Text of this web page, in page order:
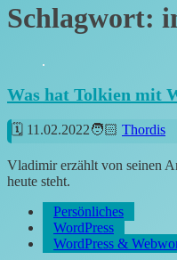
Schlagwort:
Was hat Tolkien mit
11.02.2022 Thordis
Vladimir erzählt von seinen
heute steht.
Persönliches
WordPress
WordPress &